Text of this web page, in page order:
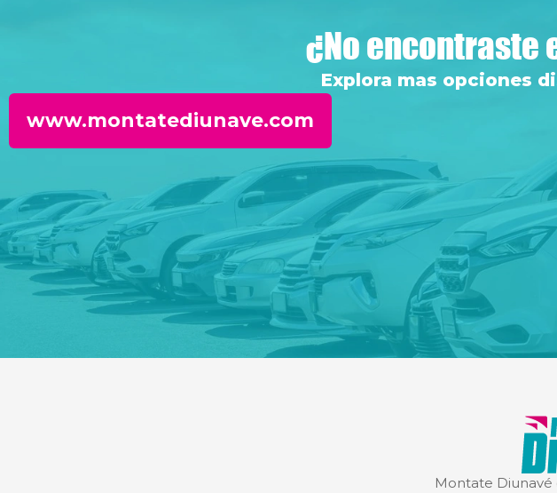
¿No encontraste
Explora mas opciones
www.montatediunave.com
Montate Diunavé